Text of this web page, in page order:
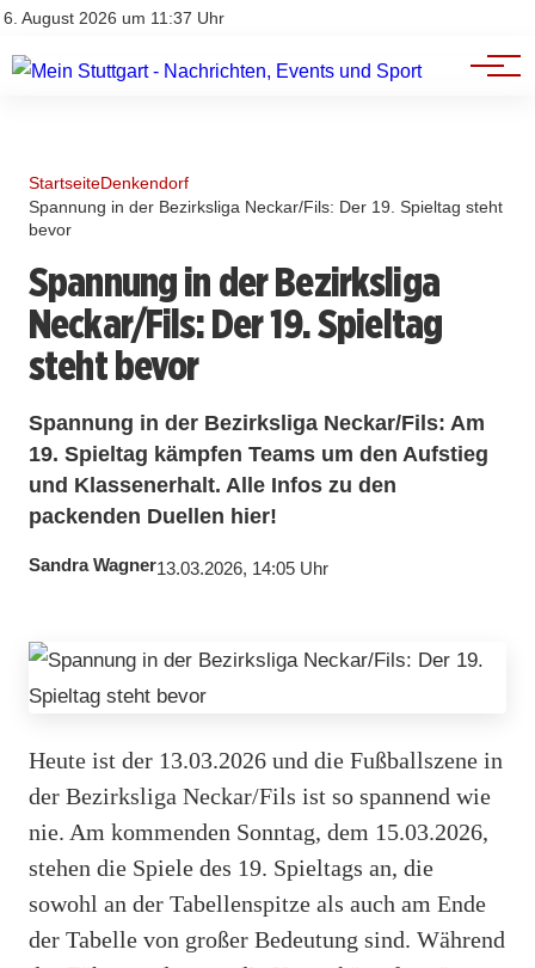
6. August 2026 um 11:37 Uhr
Impressum
Branchenbuch
Werbung
StartseiteDenkendorf
Spannung in der Bezirksliga Neckar/Fils: Der 19. Spieltag steht
bevor
Spannung in der Bezirksliga
Neckar/Fils: Der 19. Spieltag
steht bevor
Spannung in der Bezirksliga Neckar/Fils: Am
19. Spieltag kämpfen Teams um den Aufstieg
und Klassenerhalt. Alle Infos zu den
packenden Duellen hier!
Sandra Wagner13.03.2026, 14:05 Uhr
Heute ist der 13.03.2026 und die Fußballszene in
der Bezirksliga Neckar/Fils ist so spannend wie
nie. Am kommenden Sonntag, dem 15.03.2026,
stehen die Spiele des 19. Spieltags an, die
sowohl an der Tabellenspitze als auch am Ende
der Tabelle von großer Bedeutung sind. Während